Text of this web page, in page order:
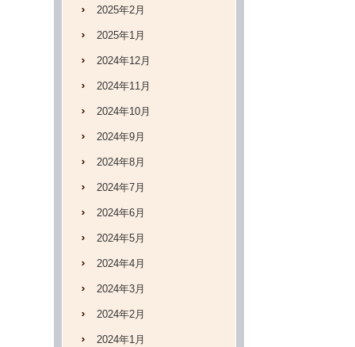
2025年2月
2025年1月
2024年12月
2024年11月
2024年10月
2024年9月
2024年8月
2024年7月
2024年6月
2024年5月
2024年4月
2024年3月
2024年2月
2024年1月